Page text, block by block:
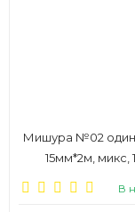
Мишура №02
15мм*2м, микс,
В